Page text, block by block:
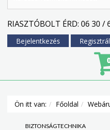
RIASZTÓBOLT ÉRD: 06 30 /
Bejelentkezés
Ön itt van: Főoldal
BIZTONSÁGTECHNIKA